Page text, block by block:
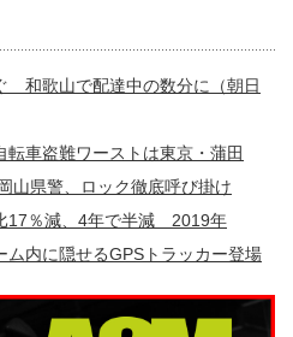
和歌山で配達中の数分に（朝日
車盗難ワーストは東京・蒲田
県警、ロック徹底呼び掛け
17％減、4年で半減 2019年
ム内に隠せるGPSトラッカー登場